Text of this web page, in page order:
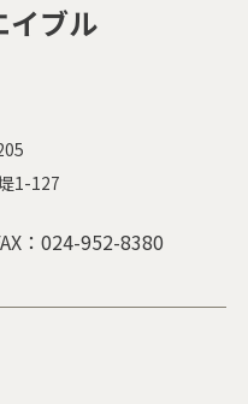
イブル
1-127
：024-952-8380